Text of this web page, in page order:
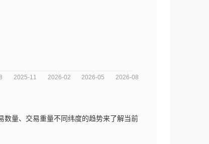
数量、交易重量不同纬度的趋势来了解当前